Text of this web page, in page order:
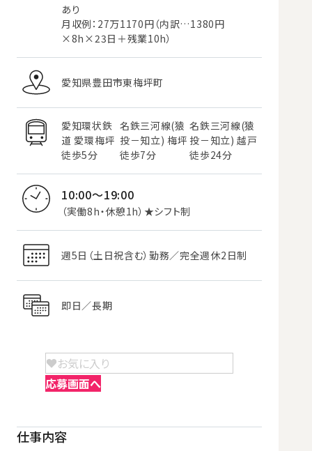
あり
月収例：27万1170円（内訳…1380円
×8h×23日＋残業10h）
愛知県豊田市東梅坪町
愛知環状鉄
道 愛環梅坪
徒歩5分
名鉄三河線(猿
投－知立) 梅坪
徒歩7分
名鉄三河線(猿
投－知立) 越戸
徒歩24分
10:00～19:00
（実働8h・休憩1h）★シフト制
週5日（土日祝含む）勤務／完全週休2日制
即日／長期
お気に入り
応募画面へ
仕事内容